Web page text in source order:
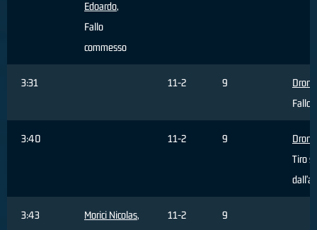
Edoardo,
Fallo
commesso
3:31 11-2 9
Dron
Fallo
3:40 11-2 9
Dron
Tiro
3:43 Morici Nicolas,
11-2 9